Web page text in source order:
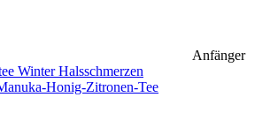
Anfänger
Honig-Zitronen-Tee